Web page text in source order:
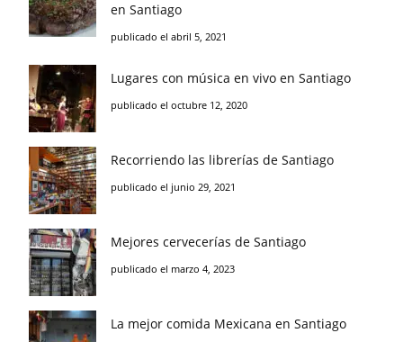
en Santiago
publicado el abril 5, 2021
Lugares con música en vivo en Santiago
publicado el octubre 12, 2020
Recorriendo las librerías de Santiago
publicado el junio 29, 2021
Mejores cervecerías de Santiago
publicado el marzo 4, 2023
La mejor comida Mexicana en Santiago